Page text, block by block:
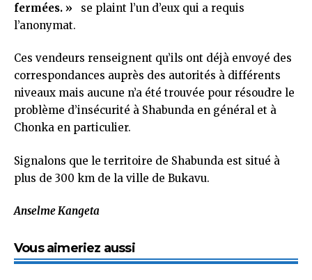
fermées. »
se plaint l’un d’eux qui a requis
l’anonymat.
Ces vendeurs renseignent qu’ils ont déjà envoyé des
correspondances auprès des autorités à différents
niveaux mais aucune n’a été trouvée pour résoudre le
problème d’insécurité à Shabunda en général et à
Chonka en particulier.
Signalons que le territoire de Shabunda est situé à
plus de 300 km de la ville de Bukavu.
Anselme Kangeta
Vous aimeriez aussi